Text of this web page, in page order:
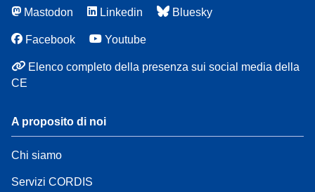
Mastodon Linkedin Bluesky
Facebook Youtube
Elenco completo della presenza sui social media della
CE
A proposito di noi
Chi siamo
Servizi CORDIS